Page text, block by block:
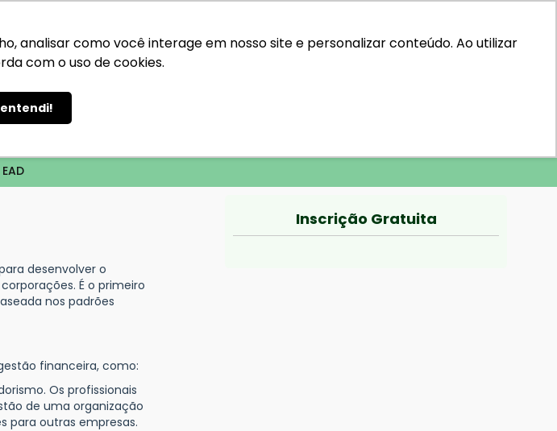
analisar como você interage em nosso site e personalizar conteúdo. Ao utilizar
com o uso de cookies.
entendi!
desenvolver o
É o primeiro
nos padrões
financeira, como:
Os profissionais
de uma organização
para outras empresas.
Inscrição Gratuita